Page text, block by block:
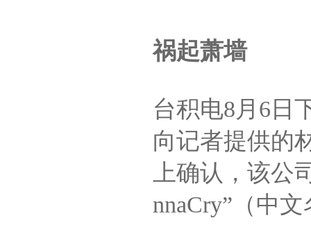
祸起萧墙
台积电8月6日
向记者提供的
上确认，该公
nnaCry”（中